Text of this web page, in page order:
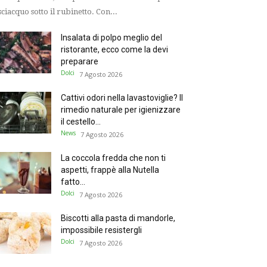
sotto il rubinetto. Con...
Insalata di polpo meglio del
ristorante, ecco come la devi
preparare
Dolci 7 Agosto 2026
Cattivi odori nella lavastoviglie? Il
rimedio naturale per igienizzare
il cestello...
News 7 Agosto 2026
La coccola fredda che non ti
aspetti, frappè alla Nutella
fatto...
Dolci 7 Agosto 2026
Biscotti alla pasta di mandorle,
impossibile resistergli
Dolci 7 Agosto 2026